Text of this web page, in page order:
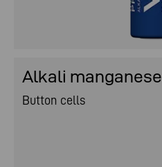
Alkali manganese
Button cells